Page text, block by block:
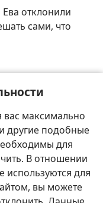
вас максимально
другие подобные
для
В отношении
используются для
вы можете
отклонили
сами, что
с
и с
от Бога.
Настройки